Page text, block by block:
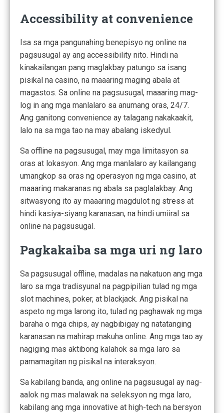
Accessibility at convenience
Isa sa mga pangunahing benepisyo ng online na
pagsusugal ay ang accessibility nito. Hindi na
kinakailangan pang maglakbay patungo sa isang
pisikal na casino, na maaaring maging abala at
magastos. Sa online na pagsusugal, maaaring mag-
log in ang mga manlalaro sa anumang oras, 24/7.
Ang ganitong convenience ay talagang nakakaakit,
lalo na sa mga tao na may abalang iskedyul.
Sa offline na pagsusugal, may mga limitasyon sa
oras at lokasyon. Ang mga manlalaro ay kailangang
umangkop sa oras ng operasyon ng mga casino, at
maaaring makaranas ng abala sa paglalakbay. Ang
sitwasyong ito ay maaaring magdulot ng stress at
hindi kasiya-siyang karanasan, na hindi umiiral sa
online na pagsusugal.
Pagkakaiba sa mga uri ng laro
Sa pagsusugal offline, madalas na nakatuon ang mga
laro sa mga tradisyunal na pagpipilian tulad ng mga
slot machines, poker, at blackjack. Ang pisikal na
aspeto ng mga larong ito, tulad ng paghawak ng mga
baraha o mga chips, ay nagbibigay ng natatanging
karanasan na mahirap makuha online. Ang mga tao ay
nagiging mas aktibong kalahok sa mga laro sa
pamamagitan ng pisikal na interaksyon.
Sa kabilang banda, ang online na pagsusugal ay nag-
aalok ng mas malawak na seleksyon ng mga laro,
kabilang ang mga innovative at high-tech na bersyon